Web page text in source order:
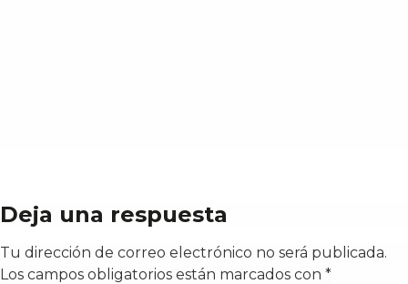
Deja una respuesta
Tu dirección de correo electrónico no será publicada.
Los campos obligatorios están marcados con *